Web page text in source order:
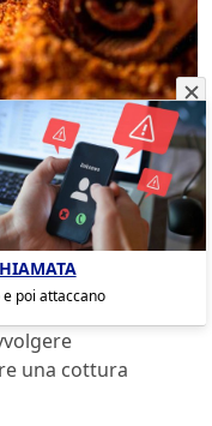
di limone, alloro o
. Una regola
pari a otto-
un chilo di patate
leggermente
di friggere
una cottura
poi attaccano